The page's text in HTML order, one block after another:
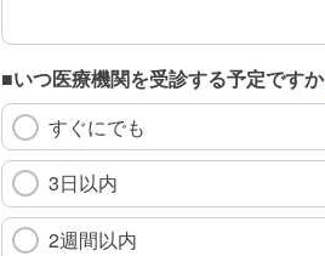
■いつ医療機関を受診する予定ですか
すぐにでも
3日以内
2週間以内